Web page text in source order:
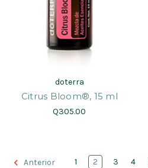
doterra
Citrus Bloom®, 15 ml
Q305.00
Anterior 1 2 3 4